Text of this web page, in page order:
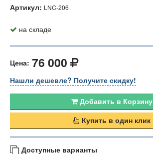
Артикул: LNC-206
на складе
Цена: 76 000
Нашли дешевле? Получите скидку!
Добавить в Корзину
Купить в один клик
Доступные варианты